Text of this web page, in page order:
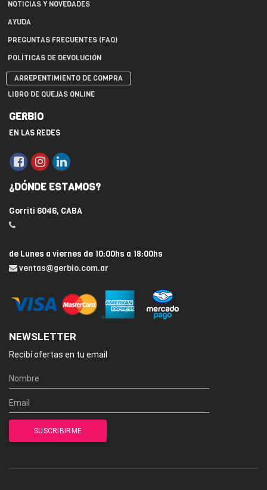
NOTICIAS Y NOVEDADES
AYUDA
PREGUNTAS FRECUENTES (FAQ)
POLÍTICAS DE DEVOLUCIÓN
ARREPENTIMIENTO DE COMPRA
LIBRO DE QUEJAS ONLINE
GERBIO
EN LAS REDES
¿DÓNDE ESTAMOS?
Gorriti 6046, CABA
de Lunes a viernes de 10:00hs a 18:00hs
ventas@gerbio.com.ar
NEWSLETTER
Recibí ofertas en tu email